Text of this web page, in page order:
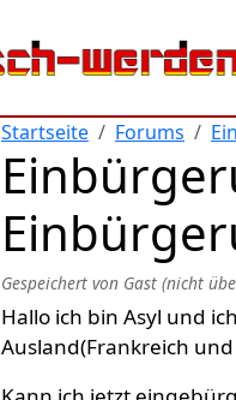
Startseite
Forums
Gespeichert von Gast (nicht
Hallo ich bin Asyl und
Ausland(Frankreich